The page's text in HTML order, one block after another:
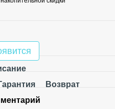
Возврат